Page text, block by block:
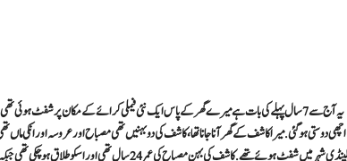
یہ آج سے 7 سال پہلے کی بات ہے میرے گھر کے پاس ایک نئی فیملی کرائے کے مکان پر شفٹ
اچھی دوستی ہو گئی. میرا کاشف کے گھر آنا جانا تھا، کاشف کی دو بہنیں تھی مصباح اور عروسہ اور انکی